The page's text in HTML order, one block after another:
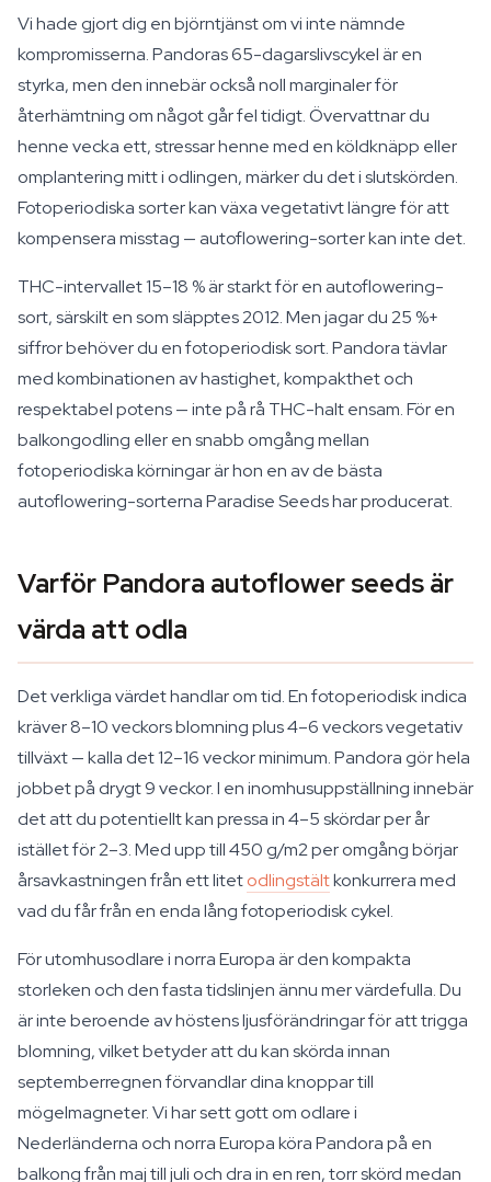
Vi hade gjort dig en björntjänst om vi inte nämnde
kompromisserna. Pandoras 65-dagarslivscykel är en
styrka, men den innebär också noll marginaler för
återhämtning om något går fel tidigt. Övervattnar du
henne vecka ett, stressar henne med en köldknäpp eller
omplantering mitt i odlingen, märker du det i slutskörden.
Fotoperiodiska sorter kan växa vegetativt längre för att
kompensera misstag — autoflowering-sorter kan inte det.
THC-intervallet 15–18 % är starkt för en autoflowering-
sort, särskilt en som släpptes 2012. Men jagar du 25 %+
siffror behöver du en fotoperiodisk sort. Pandora tävlar
med kombinationen av hastighet, kompakthet och
respektabel potens — inte på rå THC-halt ensam. För en
balkongodling eller en snabb omgång mellan
fotoperiodiska körningar är hon en av de bästa
autoflowering-sorterna Paradise Seeds har producerat.
Varför Pandora autoflower seeds är
värda att odla
Det verkliga värdet handlar om tid. En fotoperiodisk indica
kräver 8–10 veckors blomning plus 4–6 veckors vegetativ
tillväxt — kalla det 12–16 veckor minimum. Pandora gör hela
jobbet på drygt 9 veckor. I en inomhusuppställning innebär
det att du potentiellt kan pressa in 4–5 skördar per år
istället för 2–3. Med upp till 450 g/m2 per omgång börjar
årsavkastningen från ett litetodlingstältkonkurrera med
vad du får från en enda lång fotoperiodisk cykel.
För utomhusodlare i norra Europa är den kompakta
storleken och den fasta tidslinjen ännu mer värdefulla. Du
är inte beroende av höstens ljusförändringar för att trigga
blomning, vilket betyder att du kan skörda innan
septemberregnen förvandlar dina knoppar till
mögelmagneter. Vi har sett gott om odlare i
Nederländerna och norra Europa köra Pandora på en
balkong från maj till juli och dra in en ren, torr skörd medan